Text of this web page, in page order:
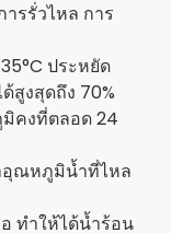
รรั่วไหล การ
ประหยัด
สูงสุดถึง 70%
คงที่ตลอด 24
อุณหภูมิน้ำที่ไหล
ทำให้ได้น้ำร้อน